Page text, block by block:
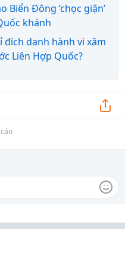
Biển Đông ‘chọc giận’
khánh
đích danh hành vi xâm
Liên Hợp Quốc?